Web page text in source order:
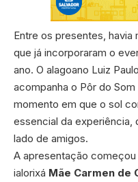
Entre os presentes,
que já incorporaram o
ano. O alagoano Luiz
acompanha o Pôr do
momento em que o sol
essencial da experiência,
lado de amigos.
A apresentação
ialorixá Mãe Carmen de